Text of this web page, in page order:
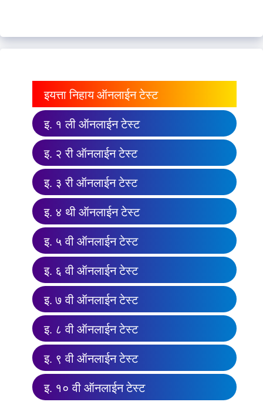
इयत्ता निहाय ऑनलाईन टेस्ट
इ. १ ली ऑनलाईन टेस्ट
इ. २ री ऑनलाईन टेस्ट
इ. ३ री ऑनलाईन टेस्ट
इ. ४ थी ऑनलाईन टेस्ट
इ. ५ वी ऑनलाईन टेस्ट
इ. ६ वी ऑनलाईन टेस्ट
इ. ७ वी ऑनलाईन टेस्ट
इ. ८ वी ऑनलाईन टेस्ट
इ. ९ वी ऑनलाईन टेस्ट
इ. १० वी ऑनलाईन टेस्ट